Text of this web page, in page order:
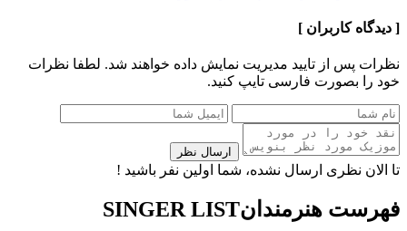
[ دیدگاه کاربران ]
نظرات پس از تایید مدیریت نمایش داده خواهند شد. لطفا نظرات
خود را بصورت فارسی تایپ کنید.
ارسال نظر
تا الان نظری ارسال نشده، شما اولین نفر باشید !
فهرست هنرمندانSINGER LIST